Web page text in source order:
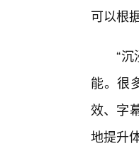
可以根
“
能。很
效、字
地提升